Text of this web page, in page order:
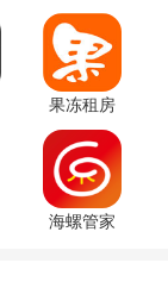
果冻租房
APP安卓
版2.2.8最
新版
海螺管家